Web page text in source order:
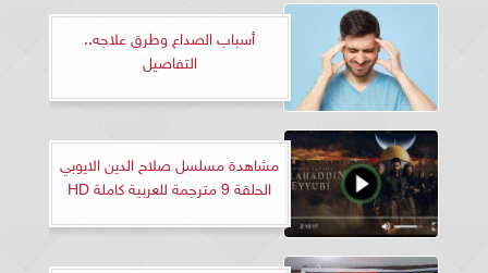
أسباب الصداع وطرق علاجه..
التفاصيل
مشاهدة مسلسل صلاح الدين الايوبي
الحلقة 9 مترجمة للعربية كاملة HD